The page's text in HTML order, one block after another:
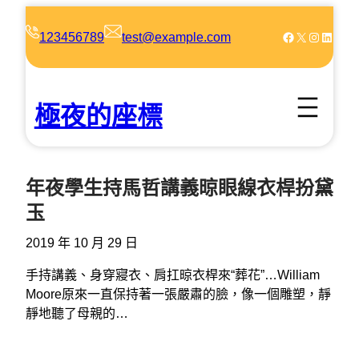
123456789 test@example.com Facebook X Instagram LinkedIn
極夜的座標
年夜學生持馬哲講義晾眼線衣桿扮黛
玉
2019 年 10 月 29 日
手持講義、身穿寢衣、肩扛晾衣桿來“葬花”…William
Moore原來一直保持著一張嚴肅的臉，像一個雕塑，靜
靜地聽了母親的…